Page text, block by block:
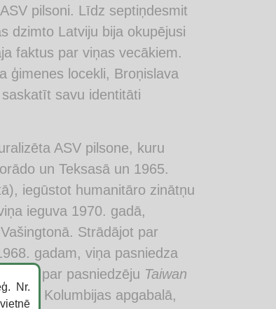
pilsoni. Līdz septiņdesmit
dzimto Latviju bija okupējusi
faktus par viņas vecākiem.
ģimenes locekli, Broņislava
savu identitāti
ASV pilsone, kuru
un Teksasā un 1965.
iegūstot humanitāro zinātņu
ieguva 1970. gadā,
Strādājot par
gadam, viņa pasniedza
par pasniedzēju Taiwan
Kolumbijas apgabalā,
Nr.